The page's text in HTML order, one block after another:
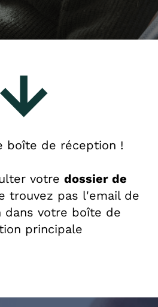
boîte de réception !
votre dossier de
trouvez pas l'email de
dans votre boîte de
principale